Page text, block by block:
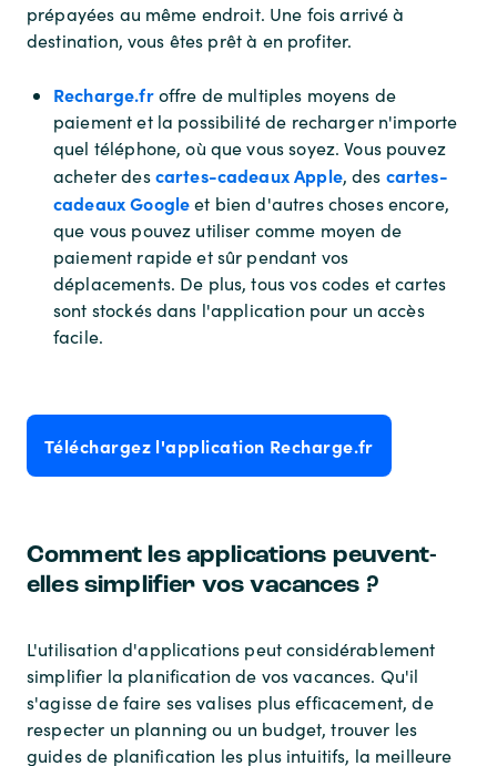
prépayées au même endroit. Une fois arrivé à
destination, vous êtes prêt à en profiter.
Recharge.froffre de multiples moyens de
paiement et la possibilité de recharger n'importe
quel téléphone, où que vous soyez. Vous pouvez
acheter descartes-cadeaux Apple, des cartes-
cadeaux Googleet bien d'autres choses encore,
que vous pouvez utiliser comme moyen de
paiement rapide et sûr pendant vos
déplacements. De plus, tous vos codes et cartes
sont stockés dans l'application pour un accès
facile.
Téléchargez l'application Recharge.fr
Comment les applications peuvent-
elles simplifier vos vacances ?
L'utilisation d'applications peut considérablement
simplifier la planification de vos vacances. Qu'il
s'agisse de faire ses valises plus efficacement, de
respecter un planning ou un budget, trouver les
guides de planification les plus intuitifs, la meilleure